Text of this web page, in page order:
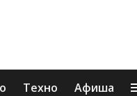
Техно Афиша